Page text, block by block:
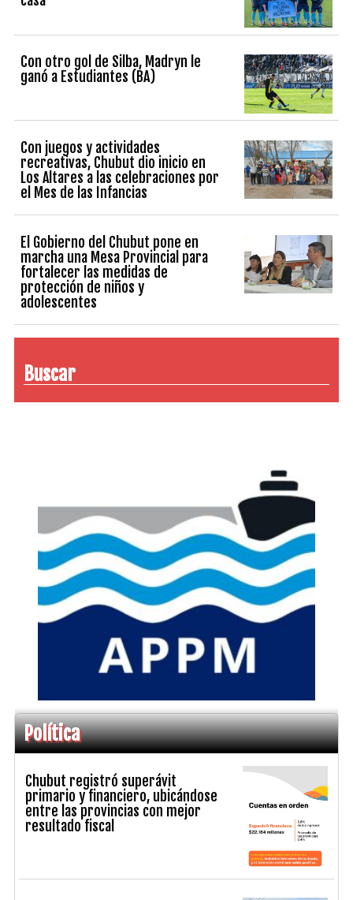
Con otro gol de Silba, Madryn le
ganó a Estudiantes (BA)
Con juegos y actividades
recreativas, Chubut dio inicio en
Los Altares a las celebraciones por
el Mes de las Infancias
El Gobierno del Chubut pone en
marcha una Mesa Provincial para
fortalecer las medidas de
protección de niños y
adolescentes
Buscar
Política
Chubut registró superávit
primario y financiero, ubicándose
entre las provincias con mejor
resultado fiscal